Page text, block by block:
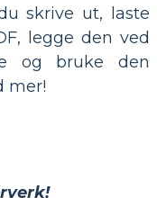
skrive ut, laste
legge den ved
og bruke den
mer!